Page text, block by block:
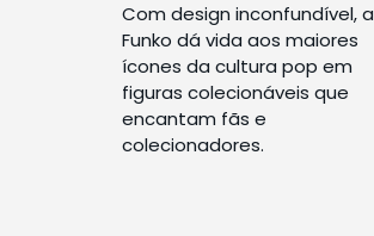
Com design inconfundível, a
Funko dá vida aos maiores
ícones da cultura pop em
figuras colecionáveis que
encantam fãs e
colecionadores.